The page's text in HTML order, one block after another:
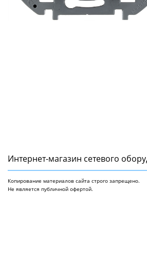
Интернет-магазин сетeвого
Копирование материалов сайта строго запрещено.
Не является публичной офертой.